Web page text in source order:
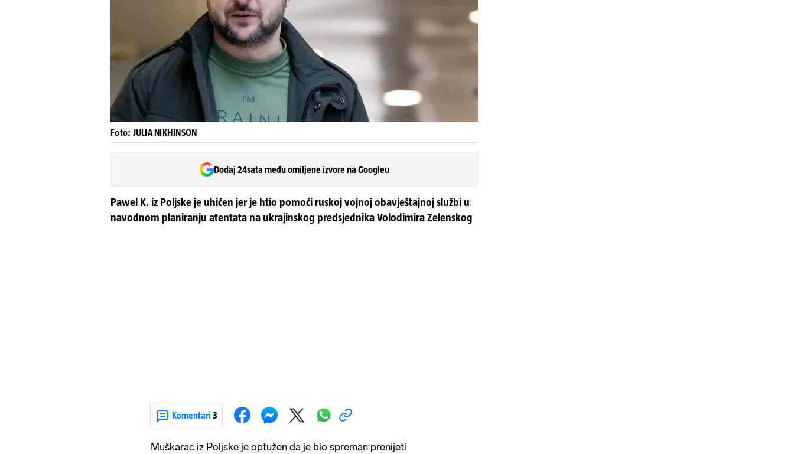
Foto: JULIA NIKHINSON
Dodaj 24sata među omiljene izvore na Googleu
Pawel K. iz Poljske je uhićen jer je htio pomoći ruskoj vojnoj obavještajnoj službi u
navodnom planiranju atentata na ukrajinskog predsjednika Volodimira Zelenskog
Komentari 3
Muškarac iz Poljske je optužen da je bio spreman prenijeti